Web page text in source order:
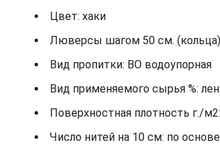
Цвет: хаки
Люверсы шагом 50 см. (кольца)
Вид пропитки: ВО водоупорная
Вид применяемого сырья %:
Поверхностная плотность г./
Число нитей на 10 см: по